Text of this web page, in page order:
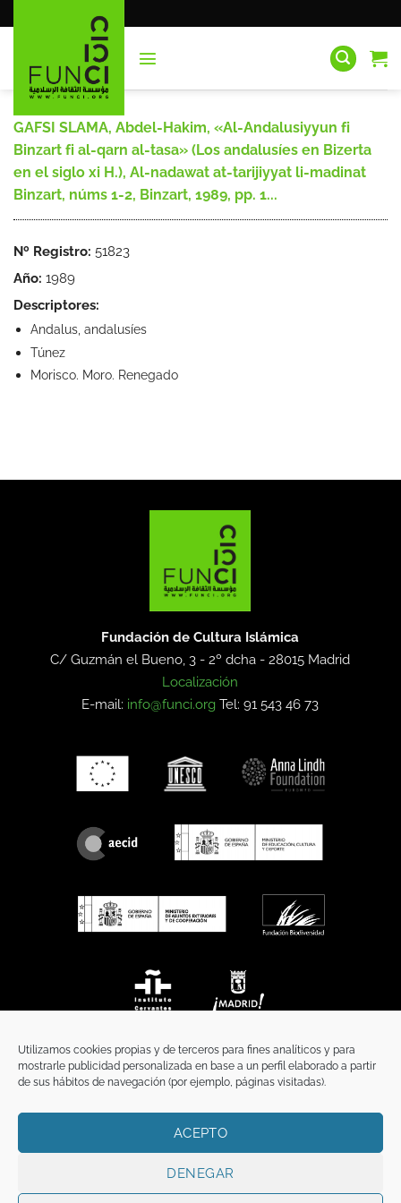
Utilizamos cookies propias y de terceros para fines analíticos y para
mostrarle publicidad personalizada en base a un perfil elaborado a partir
de sus hábitos de navegación (por ejemplo, páginas visitadas).
ACEPTO
DENEGAR
al
GAFSI SLAMA, Abdel-Hakim, «Al-Andalusiyyun fi
Binzart fi al-qarn al-tasa» (Los andalusíes en Bizerta
en el siglo xi H.), Al-nadawat at-tarijiyyat li-madinat
Binzart, núms 1-2, Binzart, 1989, pp. 1...
Nº Registro: 51823
Año: 1989
Descriptores:
Andalus, andalusíes
Túnez
Morisco. Moro. Renegado
Fundación de Cultura Islámica
C/ Guzmán el Bueno, 3 - 2º dcha -28015 Madrid
Localización
E-mail: info@funci.org Tel: 91 543 46 73
TÉRMINOS Y CONDICIONES
Copyright 2026 ©FunciFUNCI es titular de los derechos de propiedad